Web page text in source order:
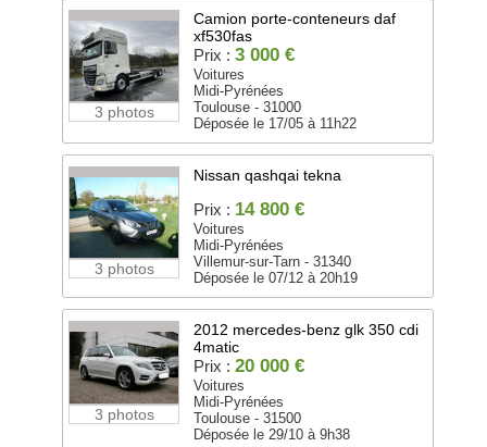
3 photos
Camion porte-conteneurs daf
xf530fas
Prix : 3 000 €
Voitures
Midi-Pyrénées
Toulouse - 31000
Déposée le 17/05 à 11h22
3 photos
Nissan qashqai tekna
Prix : 14 800 €
Voitures
Midi-Pyrénées
Villemur-sur-Tarn - 31340
Déposée le 07/12 à 20h19
3 photos
2012 mercedes-benz glk 350 cdi
4matic
Prix : 20 000 €
Voitures
Midi-Pyrénées
Toulouse - 31500
Déposée le 29/10 à 9h38